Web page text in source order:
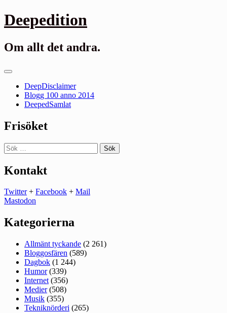
Gå
till
Deepedition
Om allt det andra.
Primär
DeepDisclaimer
Blogg 100 anno 2014
DeepedSamlat
Frisöket
Sök
efter:
Kontakt
Twitter+ Facebook + Mail
Mastodon
Kategorierna
Allmänt tyckande (2 261)
Bloggosfären (589)
Dagbok (1 244)
Humor(339)
Internet (356)
Medier(508)
Musik (355)
Tekniknörderi (265)